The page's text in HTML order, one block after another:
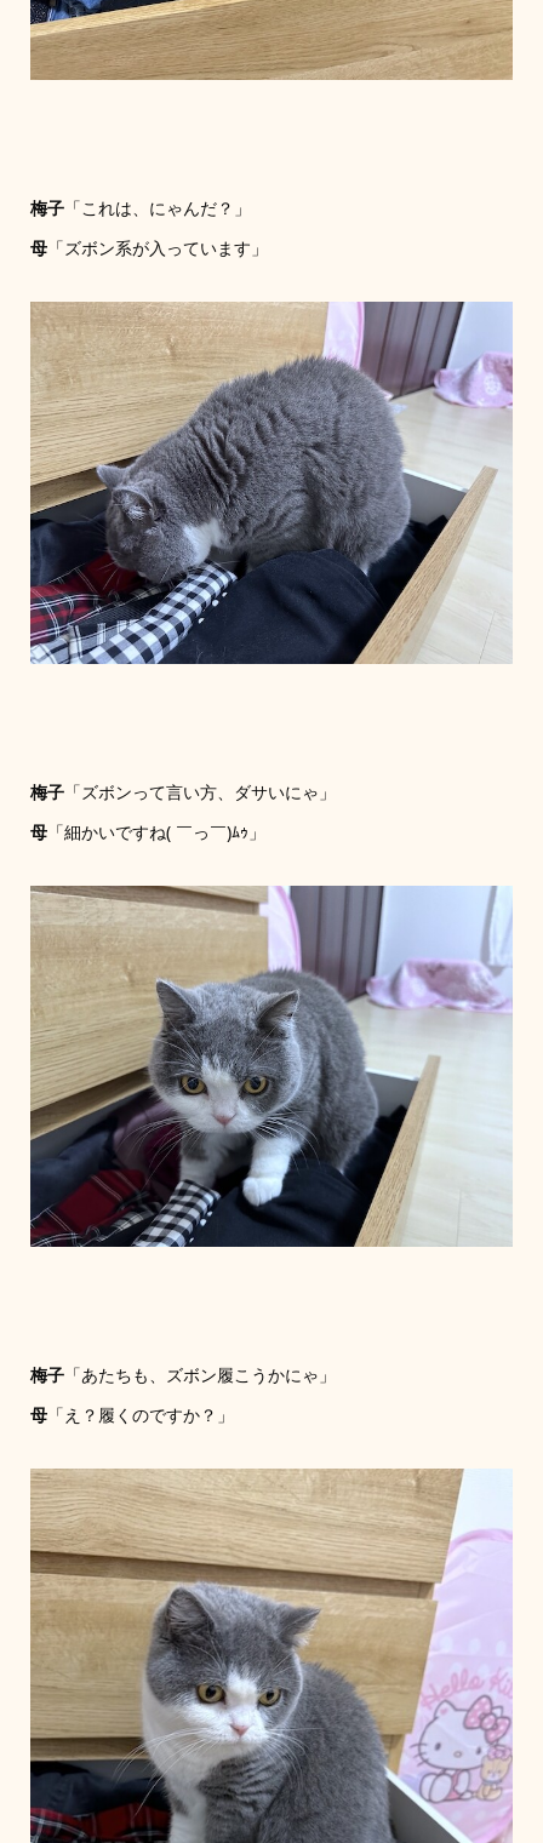
梅子「これは、にゃんだ？」
母「ズボン系が入っています」
梅子「ズボンって言い方、ダサいにゃ」
母「細かいですね( ￣っ￣)ﾑｩ」
梅子「あたちも、ズボン履こうかにゃ」
母「え？履くのですか？」